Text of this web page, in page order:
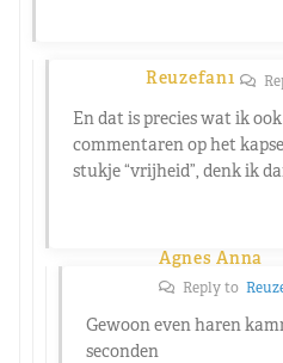
Reuzefan1
En dat is precies wat ik
commentaren op het
stukje “vrijheid”, denk ik
Agnes Anna
Reply to
Gewoon even haren
seconden